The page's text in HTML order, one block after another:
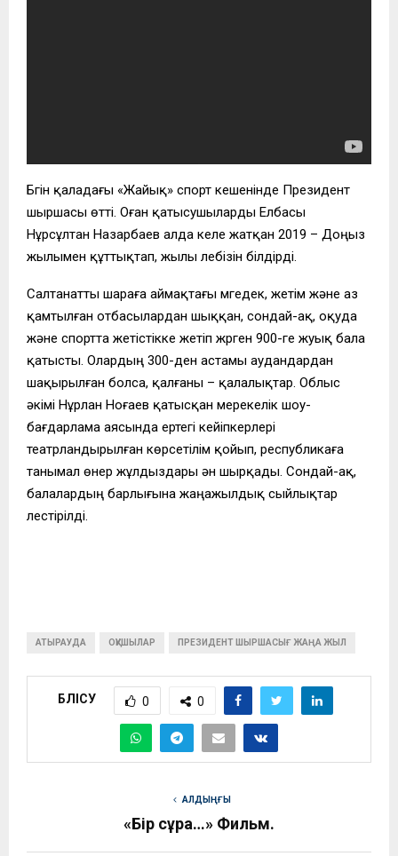
Бүгін қаладағы «Жайық» спорт кешенінде Президент
шыршасы өтті. Оған қатысушыларды Елбасы
Нұрсұлтан Назарбаев алда келе жатқан 2019 – Доңыз
жылымен құттықтап, жылы лебізін білдірді.
Салтанатты шараға аймақтағы мүгедек, жетім және аз
қамтылған отбасылардан шыққан, сондай-ақ, оқуда
және спортта жетістікке жетіп жүрген 900-ге жуық бала
қатысты. Олардың 300-ден астамы аудандардан
шақырылған болса, қалғаны – қалалықтар. Облыс
әкімі Нұрлан Ноғаев қатысқан мерекелік шоу-
бағдарлама аясында ертегі кейіпкерлері
театрландырылған көрсетілім қойып, республикаға
танымал өнер жұлдыздары ән шырқады. Сондай-ақ,
балалардың барлығына жаңажылдық сыйлықтар
үлестірілді.
АТЫРАУДА ОҚУШЫЛАР ПРЕЗИДЕНТ ШЫРШАСЫҒ ЖАҢА ЖЫЛ
БӨЛІСУ 0 0
АЛДЫҢҒЫ
«Бір сұрақ…» Фильм.